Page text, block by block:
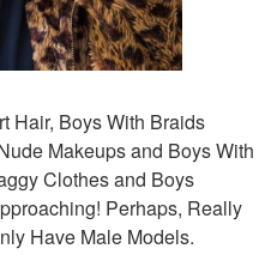
Hair, Boys With Braids
Makeups and Boys With
Clothes and Boys
Perhaps, Really
Have Male Models.